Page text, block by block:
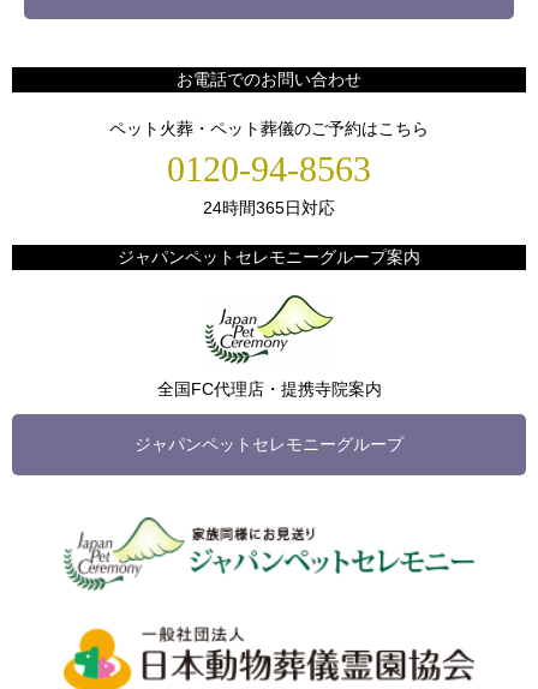
お電話でのお問い合わせ
ペット火葬・ペット葬儀のご予約はこちら
0120-94-8563
24時間365日対応
ジャパンペットセレモニーグループ案内
全国FC代理店・提携寺院案内
ジャパンペットセレモニーグループ